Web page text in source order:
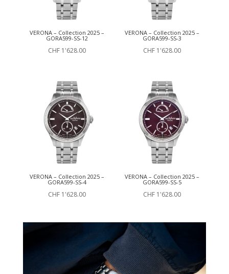
VERONA – Collection 2025 –
GORA599-SS-12
CHF1'628.00
VERONA – Collection 2025 –
GORA599-SS-3
CHF 1'628.00
VERONA – Collection 2025 –
GORA599-SS-4
CHF1'628.00
VERONA – Collection 2025 –
GORA599-SS-5
CHF 1'628.00